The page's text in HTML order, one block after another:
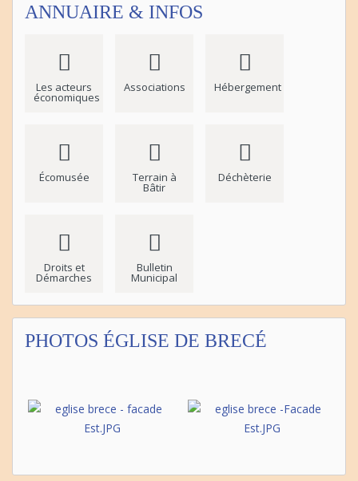
ANNUAIRE & INFOS
Les acteurs
économiques
Associations Hébergement
Écomusée Terrain à
Bâtir
Déchèterie
Droits et
Démarches
Bulletin
Municipal
PHOTOS ÉGLISE DE BRECÉ